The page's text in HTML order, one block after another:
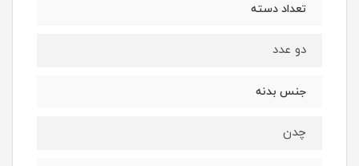
تعداد دسته
دو عدد
جنس بدنه
چدن